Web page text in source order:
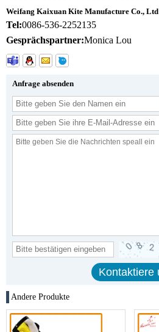
Weifang Kaixuan Kite Manufacture Co., Ltd
Tel:0086-536-2252135
Gesprächspartner:Monica Lou
Anfrage absenden
Andere Produkte